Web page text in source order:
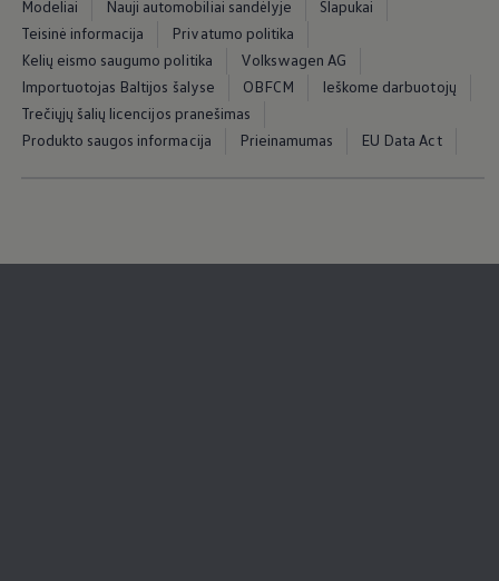
Modeliai Nauji automobiliai sandėlyje
Slapukai
Teisinė informacija
Privatumo politika
Kelių eismo saugumo politika
Volkswagen AG
Importuotojas Baltijos šalyse
OBFCM
Ieškome darbuotojų
Trečiųjų šalių licencijos pranešimas
Produkto saugos informacija
Prieinamumas EU Data Act